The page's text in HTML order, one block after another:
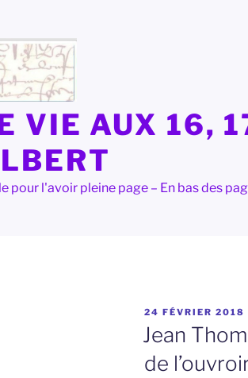
VIE AUX 16,
pour l'avoir pleine page – En bas des
PUBLIÉ
LE
24 FÉVRIER 2018
Jean
de